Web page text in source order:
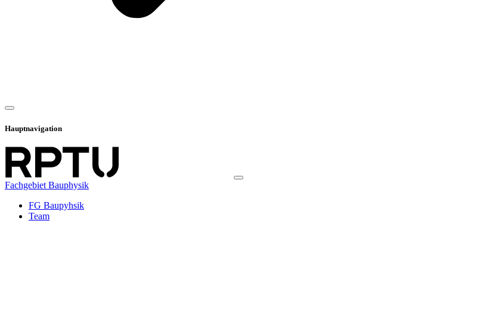
Hauptnavigation
Fachgebiet Bauphysik
FG Baupyhsik
Team